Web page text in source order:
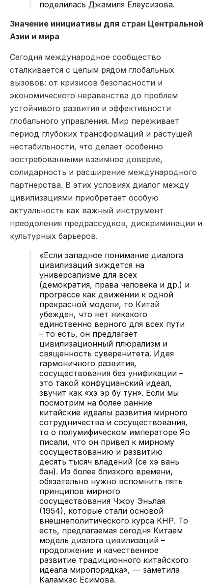
поделилась Джамиля Елеусизова.
Значение инициативы для стран Центральной
Азии и мира
Сегодня международное сообщество
сталкивается с целым рядом глобальных
вызовов: от кризисов безопасности и
экономического неравенства до проблем
устойчивого развития и эффективности
глобального управления. Мир переживает
период глубоких трансформаций и растущей
нестабильности, что делает особенно
востребованными взаимное доверие,
солидарность и расширение международного
партнерства. В этих условиях диалог между
цивилизациями приобретает особую
актуальность как важный инструмент
преодоления предрассудков, дискриминации и
культурных барьеров.
«Если западное понимание диалога
цивилизаций зиждется на
универсализме для всех
(демократия, права человека и др.) и
прогрессе как движении к одной
прекрасной модели, то Китай
убежден, что нет никакого
единственно верного для всех пути
– то есть, он предлагает
цивилизационный плюрализм и
священность суверенитета. Идея
гармоничного развития,
сосуществования без унификации –
это такой конфуцианский идеал,
звучит как «хэ эр бу тун». Если мы
посмотрим на более ранние
китайские идеалы развития мирного
сотрудничества и сосуществования,
то о полумифическом императоре Яо
писали, что он привел к мирному
сосуществованию и развитию
десять тысяч владений (се хэ вань
бан). Из более близкого времени,
обязательно нужно вспомнить пять
принципов мирного
сосуществования Чжоу Эньлая
(1954), которые стали основой
внешнеполитического курса КНР. То
есть, предлагаемая сегодня Китаем
модель диалога цивилизаций –
продолжение и качественное
развитие традиционного китайского
идеала миропорядка», — заметила
Каламкас Есимова.